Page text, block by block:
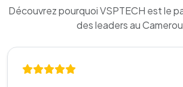
Découvrez pourquoi VSPTECH est le
des leaders au